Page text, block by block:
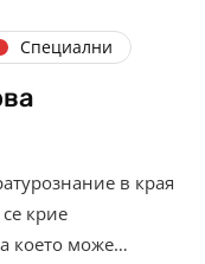
Специални
в края
крие
което може…